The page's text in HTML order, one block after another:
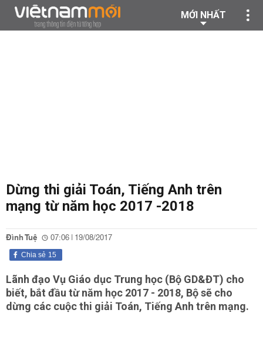
MỚI NHẤT
Dừng thi giải Toán, Tiếng Anh trên
mạng từ năm học 2017 -2018
Đình Tuệ 07:06 | 19/08/2017
15
Chia sẻ
Lãnh đạo Vụ Giáo dục Trung học (Bộ GD&ĐT) cho
biết, bắt đầu từ năm học 2017 - 2018, Bộ sẽ cho
dừng các cuộc thi giải Toán, Tiếng Anh trên mạng.